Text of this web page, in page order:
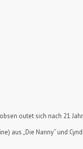
outet sich nach 21
aus „Die Nanny“ und